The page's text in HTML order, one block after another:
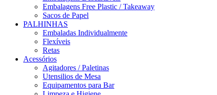
Embalagens Free Plastic / Takeaway
Sacos de Papel
PALHINHAS
Embaladas Individualmente
Flexíveis
Retas
Acessórios
Agitadores / Paletinas
Utensilios de Mesa
Equipamentos para Bar